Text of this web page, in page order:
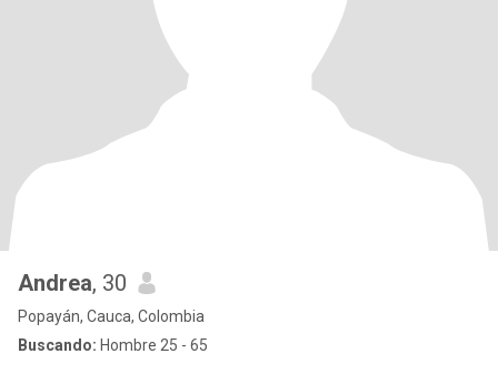
Andrea, 30
Popayán, Cauca, Colombia
Buscando: Hombre 25 - 65